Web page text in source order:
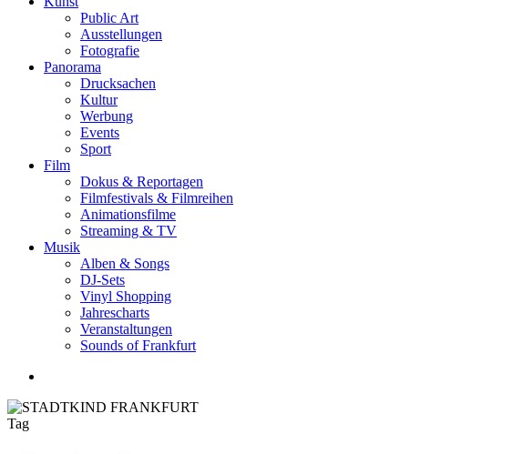
Public Art
Ausstellungen
Fotografie
Panorama
Drucksachen
Kultur
Werbung
Events
Sport
Film
Dokus & Reportagen
Filmfestivals & Filmreihen
Animationsfilme
Streaming & TV
Musik
Alben & Songs
DJ-Sets
Vinyl Shopping
Jahrescharts
Veranstaltungen
Sounds of Frankfurt
Tag